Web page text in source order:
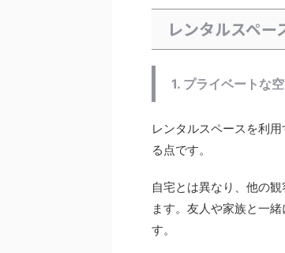
レンタルスペー
1. プライベートな
レンタルスペースを利
る点です。
自宅とは異なり、他の
ます。友人や家族と一
す。